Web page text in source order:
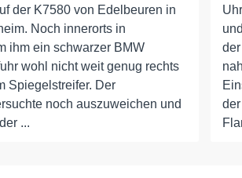
der K7580 von Edelbeuren in
Noch innerorts in
ihm ein schwarzer BMW
wohl nicht weit genug rechts
Spiegelstreifer. Der
noch auszuweichen und
...